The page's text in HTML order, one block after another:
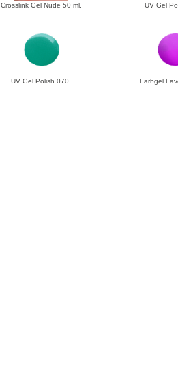
Crosslink Gel Nude 50 ml. UV Gel
UV Gel Polish 070. Farbgel